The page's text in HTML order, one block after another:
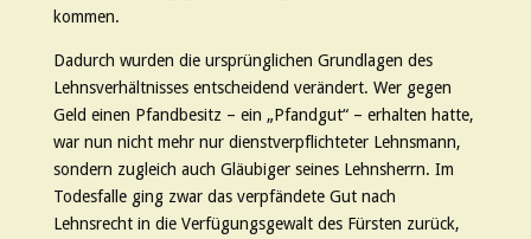
kommen.
Dadurch wurden die ursprünglichen Grundlagen des
Lehnsverhältnisses entscheidend verändert. Wer gegen
Geld einen Pfandbesitz – ein „Pfandgut“ – erhalten hatte,
war nun nicht mehr nur dienstverpflichteter Lehnsmann,
sondern zugleich auch Gläubiger seines Lehnsherrn. Im
Todesfalle ging zwar das verpfändete Gut nach
Lehnsrecht in die Verfügungsgewalt des Fürsten zurück,